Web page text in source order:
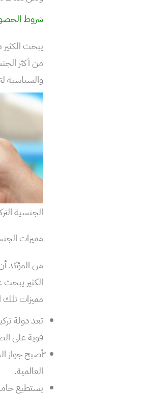
شروط
يبحث
من أكثر
والسياسية
الجنسية
مميزات
من المؤكد
الكثير
مميزات تلك
تعد دولة
قوية على
العالمية.